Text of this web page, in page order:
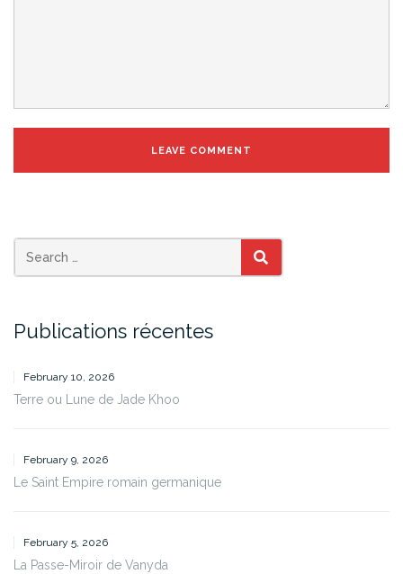
SEARCH
Publications récentes
February 10, 2026
Terre ou Lune de Jade Khoo
February 9, 2026
Le Saint Empire romain germanique
February 5, 2026
La Passe-Miroir de Vanyda